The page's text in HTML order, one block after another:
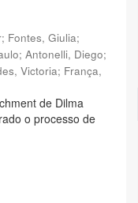
; Fontes, Giulia;
;Antonelli, Diego;
Victoria; França,
de Dilma
o processo de